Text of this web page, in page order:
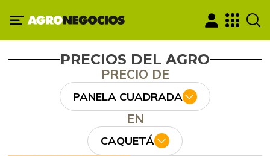
PRECIOS DEL AGRO
PRECIO DE
PANELA CUADRADA
EN
CAQUETÁ